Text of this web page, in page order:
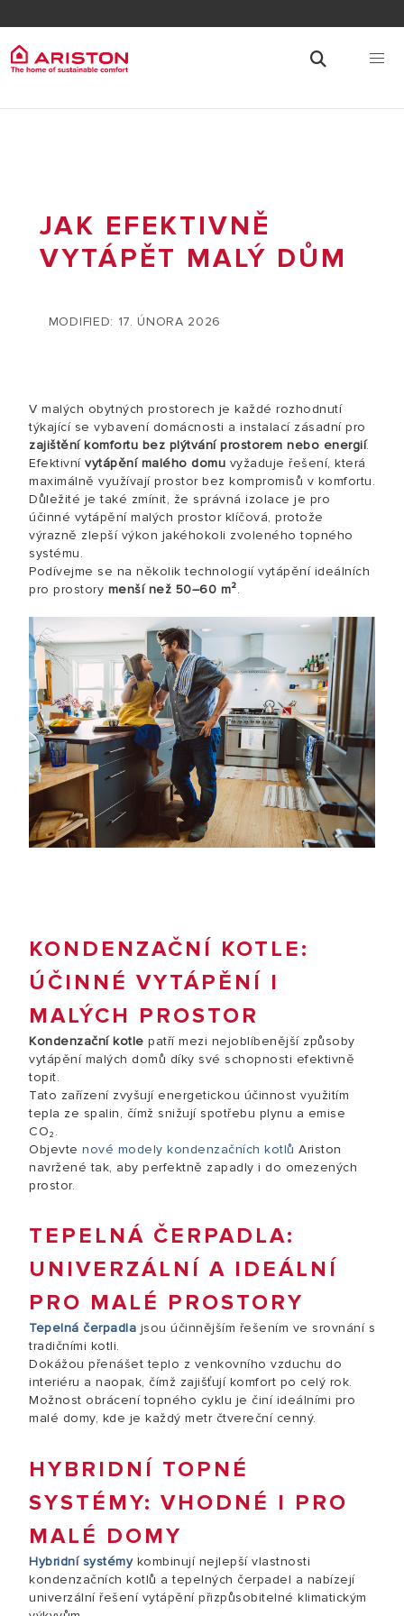
JAK EFEKTIVNĚ
VYTÁPĚT MALÝ DŮM
MODIFIED: 17. ÚNORA 2026
V malých obytných prostorech je každé rozhodnutí
týkající se vybavení domácnosti a instalací zásadní pro
zajištění komfortu bez plýtvání prostorem nebo energií.
Efektivní vytápění malého domu vyžaduje řešení, která
maximálně využívají prostor bez kompromisů v komfortu.
Důležité je také zmínit, že správná izolace je pro
účinné vytápění malých prostor klíčová, protože
výrazně zlepší výkon jakéhokoli zvoleného topného
systému.
Podívejme se na několik technologií vytápění ideálních
pro prostory menší než 50–60 m².
KONDENZAČNÍ KOTLE:
ÚČINNÉ VYTÁPĚNÍ I
MALÝCH PROSTOR
Kondenzační kotle patří mezi nejoblíbenější způsoby
vytápění malých domů díky své schopnosti efektivně
topit.
Tato zařízení zvyšují energetickou účinnost využitím
tepla ze spalin, čímž snižují spotřebu plynu a emise
CO₂.
Objevte nové modely kondenzačních kotlů Ariston
navržené tak, aby perfektně zapadly i do omezených
prostor.
TEPELNÁ ČERPADLA:
UNIVERZÁLNÍ A IDEÁLNÍ
PRO MALÉ PROSTORY
Tepelná čerpadla jsou účinnějším řešením ve srovnání s
tradičními kotli.
Dokážou přenášet teplo z venkovního vzduchu do
interiéru a naopak, čímž zajišťují komfort po celý rok.
Možnost obrácení topného cyklu je činí ideálními pro
malé domy, kde je každý metr čtvereční cenný.
HYBRIDNÍ TOPNÉ
SYSTÉMY: VHODNÉ I PRO
MALÉ DOMY
Hybridní systémykombinují nejlepší vlastnosti
kondenzačních kotlů a tepelných čerpadel a nabízejí
univerzální řešení vytápění přizpůsobitelné klimatickým